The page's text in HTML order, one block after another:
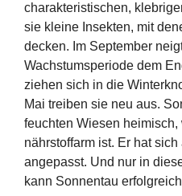
charakteristischen,
sie kleine Insekten, mit
decken. Im September
Wachstumsperiode dem
ziehen sich in die
Mai treiben sie neu aus.
feuchten Wiesen
nährstoffarm ist. Er hat
angepasst. Und nur in
kann Sonnentau